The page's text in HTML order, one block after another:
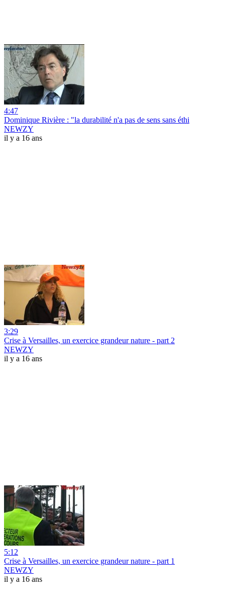
4:47
Dominique Rivière : "la durabilité n'a pas de sens sans éthi
NEWZY
il y a 16 ans
3:29
Crise à Versailles, un exercice grandeur nature - part 2
NEWZY
il y a 16 ans
5:12
Crise à Versailles, un exercice grandeur nature - part 1
NEWZY
il y a 16 ans